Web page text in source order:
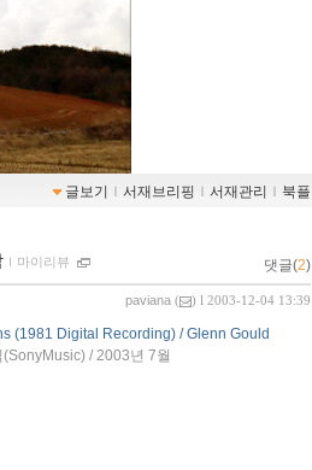
글보기 ｌ 서재브리핑 ｌ 서재관리 ｌ 북플
ｌ 마이리뷰 댓글(2)
paviana ( ) l 2003-12-04 13:39
(1981 Digital Recording) / Glenn Gould
/ 2003년 7월